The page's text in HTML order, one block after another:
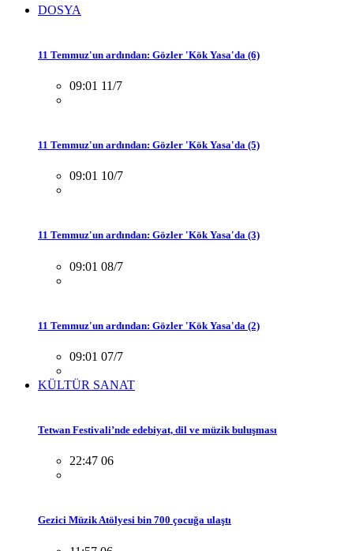
DOSYA
11 Temmuz'un ardından: Gözler 'Kök Yasa'da (6)
09:01 11/7
11 Temmuz'un ardından: Gözler 'Kök Yasa'da (5)
09:01 10/7
11 Temmuz'un ardından: Gözler 'Kök Yasa'da (3)
09:01 08/7
11 Temmuz'un ardından: Gözler 'Kök Yasa'da (2)
09:01 07/7
KÜLTÜR SANAT
Tetwan Festivali’nde edebiyat, dil ve müzik buluşması
22:47 06
Gezici Müzik Atölyesi bin 700 çocuğa ulaştı